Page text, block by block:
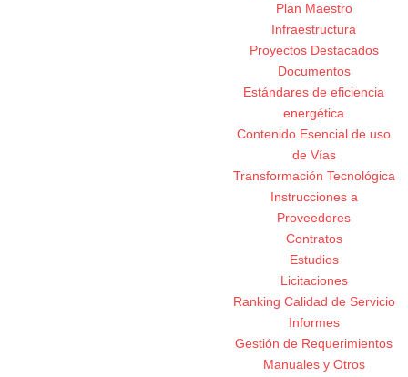
Plan Maestro
Infraestructura
Proyectos Destacados
Documentos
Estándares de eficiencia
energética
Contenido Esencial de uso
de Vías
Transformación Tecnológica
Instrucciones a
Proveedores
Contratos
Estudios
Licitaciones
Ranking Calidad de Servicio
Informes
Gestión de Requerimientos
Manuales y Otros